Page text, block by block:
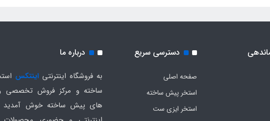
دسترسی سریع
صفحه اصلی
استخر پیش ساخته
استخر ایزی ست
درباره ما
به فروشگاه اینترنتی اینتکس
ساخته و مرکز فروش تخصصی
های پیش ساخته خوش